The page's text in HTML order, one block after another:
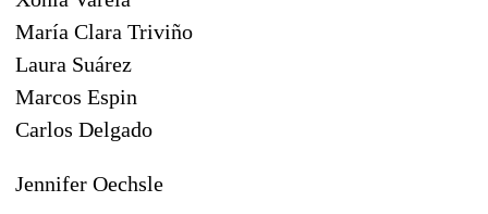
María Clara Triviño
Laura Suárez
Marcos Espin
Carlos Delgado
Jennifer Oechsle